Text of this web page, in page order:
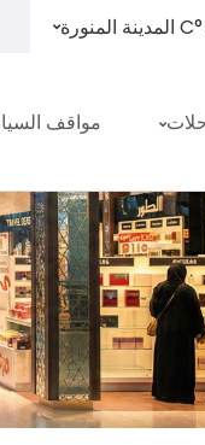
مواقف